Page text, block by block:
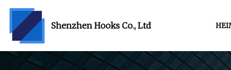
Shenzhen Hooks Co., Ltd